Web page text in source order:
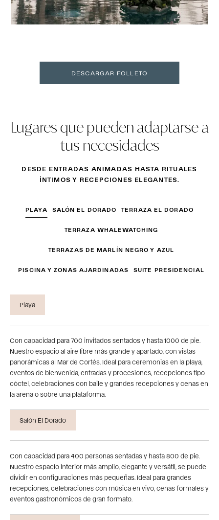
DESCARGAR FOLLETO
Lugares que pueden adaptarse a
tus necesidades
DESDE ENTRADAS ANIMADAS HASTA RITUALES
ÍNTIMOS Y RECEPCIONES ELEGANTES.
PLAYA SALÓN EL DORADO TERRAZA EL DORADO
TERRAZA WHALEWATCHING
TERRAZAS DE MARLÍN NEGRO Y AZUL
PISCINA Y ZONAS AJARDINADAS SUITE PRESIDENCIAL
Playa
Con capacidad para 700 invitados sentados y hasta 1000 de pie.
Nuestro espacio al aire libre más grande y apartado, con vistas
panorámicas al Mar de Cortés. Ideal para ceremonias en la playa,
eventos de bienvenida, entradas y procesiones, recepciones tipo
cóctel, celebraciones con baile y grandes recepciones y cenas en
la arena o sobre una plataforma.
Salón El Dorado
Con capacidad para 400 personas sentadas y hasta 800 de pie.
Nuestro espacio interior más amplio, elegante y versátil, se puede
dividir en configuraciones más pequeñas. Ideal para grandes
recepciones, celebraciones con música en vivo, cenas formales y
eventos gastronómicos de gran formato.